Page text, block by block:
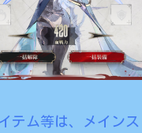
テム等は、メインス